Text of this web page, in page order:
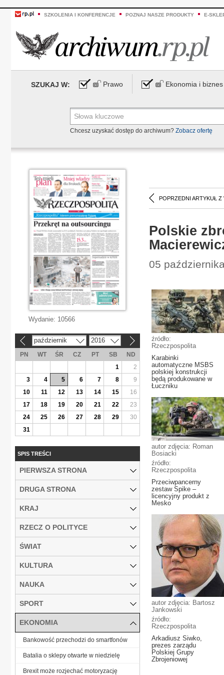
SZKOLENIA I KONFERENCJE POZNAJ NASZE PRODUKTY E-
SZUKAJ W: Prawo Ekonomia i biznes
Chcesz uzyskać dostęp do archiwum? Zobacz ofertę
POPRZEDNI ARTYKUŁ Z
Polskie
05
źródło:
Rzeczpospolita
Karabinki
automatyczne MSBS
polskiej konstrukcji
będą produkowane w
Łuczniku
autor zdjęcia: Roman
Bosiacki
źródło:
Rzeczpospolita
Przeciwpancerny
zestaw Spike –
licencyjny produkt z
Mesko
autor zdjęcia: Bartosz
Jankowski
źródło:
Rzeczpospolita
Arkadiusz Siwko,
prezes zarządu
Polskiej Grupy
Zbrojeniowej
Wydanie: 10566
październik 2016
PN WT ŚR CZ PT SB
ND
1
2
3
4 5 6 7 8
9
10
11 12 13 14 15
16
17
18 19 20 21 22
23
24
25 26 27 28 29
30
31
SPIS TREŚCI
PIERWSZA STRONA
DRUGA STRONA
KRAJ
RZECZ O POLITYCE
ŚWIAT
KULTURA
NAUKA
SPORT
EKONOMIA
Bankowość przechodzi do smartfonów
Batalia o sklepy otwarte w niedzielę
Brexit może rozjechać motoryzację